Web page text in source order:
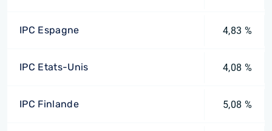
IPC Espagne 4,83 %
IPC Etats-Unis 4,08 %
IPC Finlande 5,08 %